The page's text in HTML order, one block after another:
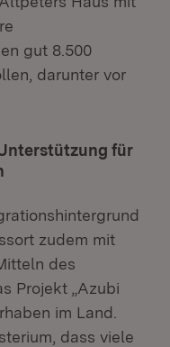
gut 8.500
darunter vor
für
zudem mit
des
Projekt „Azubi
im Land.
dass viele